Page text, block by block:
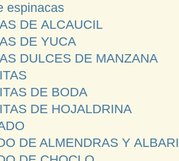
espinacas
DE ALCAUCIL
DE YUCA
DULCES DE MANZANA
DE BODA
DE HOJALDRINA
DE ALMENDRAS Y